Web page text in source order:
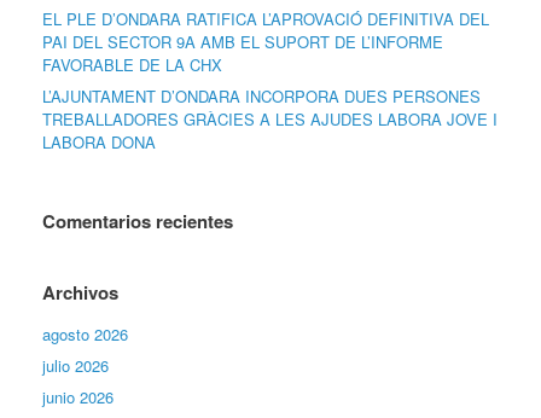
EL PLE D’ONDARA RATIFICA L’APROVACIÓ DEFINITIVA DEL
PAI DEL SECTOR 9A AMB EL SUPORT DE L’INFORME
FAVORABLE DE LA CHX
L’AJUNTAMENT D’ONDARA INCORPORA DUES PERSONES
TREBALLADORES GRÀCIES A LES AJUDES LABORA JOVE I
LABORA DONA
Comentarios recientes
Archivos
agosto 2026
julio 2026
junio 2026